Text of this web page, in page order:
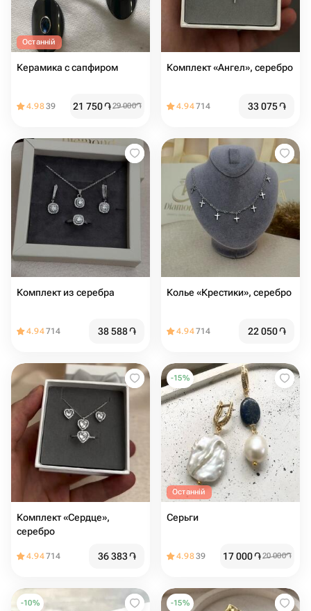
Останній
Керамика с сапфиром
4.9839 21 750֏29 000֏
Комплект «Ангел», серебро
4.94714 33 075֏
Комплект из серебра
4.94714 38 588֏
Колье «Крестики», серебро
4.94714 22 050֏
Комплект «Сердце»,
серебро
4.94714 36 383֏
-15%
Останній
Серьги
4.9839 17 000֏20 000֏
-10% -15%